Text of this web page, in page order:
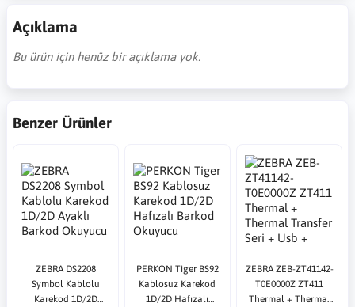
Açıklama
Bu ürün için henüz bir açıklama yok.
Benzer Ürünler
ZEBRA DS2208
Symbol Kablolu
Karekod 1D/2D
PERKON Tiger BS92
Kablosuz Karekod
1D/2D Hafızalı
ZEBRA ZEB-ZT41142-
T0E0000Z ZT411
Thermal + Thermal